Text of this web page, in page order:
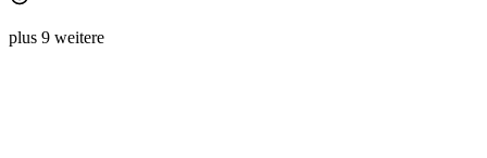
plus 9 weitere